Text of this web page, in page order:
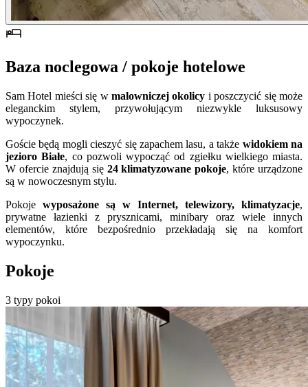
Baza noclegowa / pokoje hotelowe
Sam Hotel mieści się w malowniczej okolicy i poszczycić się może
eleganckim stylem, przywołującym niezwykle luksusowy
wypoczynek.
Goście będą mogli cieszyć się zapachem lasu, a także widokiem na
jezioro Białe, co pozwoli wypocząć od zgiełku wielkiego miasta.
W ofercie znajdują się 24 klimatyzowane pokoje, które urządzone
są w nowoczesnym stylu.
Pokoje wyposażone są w Internet, telewizory, klimatyzacje,
prywatne łazienki z prysznicami, minibary oraz wiele innych
elementów, które bezpośrednio przekładają się na komfort
wypoczynku.
Pokoje
3 typy pokoi